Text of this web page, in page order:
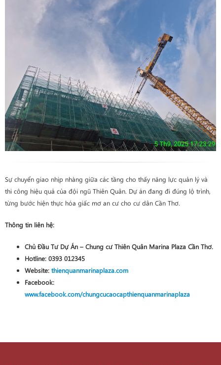
Sự chuyển giao nhịp nhàng giữa các tầng cho thấy năng lực quản lý và
thi công hiệu quả của đội ngũ Thiên Quân. Dự án đang đi đúng lộ trình,
từng bước hiện thực hóa giấc mơ an cư cho cư dân Cần Thơ.
Thông tin liên hệ:
Chủ Đầu Tư Dự Án – Chung cư Thiên Quân Marina Plaza Cần Thơ.
Hotline: 0393 012345
Website: thienquanmarinaplaza.com
Facebook:
www.facebook.com/chungcucaocapthienquanmarinaplaza